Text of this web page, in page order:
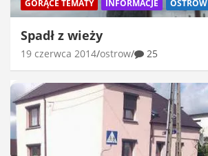
GORĄCE TEMATY INFORMACJE OSTRÓW
Spadł z wieży
19 czerwca 2014 ostrow 25